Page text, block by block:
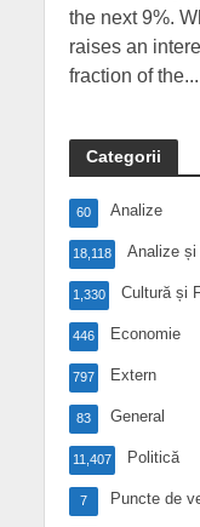
the next 9%.
raises an
fraction of the...
Categorii
Analize
60
Analize și
18,118
Cultură și
1,330
Economie
446
Extern
797
General
83
Politică
11,407
Puncte de
7